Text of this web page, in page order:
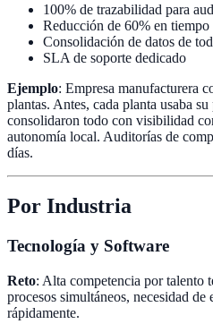
100% de trazabilidad para
Reducción de 60% en tiempo
Consolidación de datos de
SLA de soporte dedicado
Ejemplo: Empresa manufacturera
plantas. Antes, cada planta usaba
consolidaron todo con visibilidad
autonomía local. Auditorías de
días.
Por Industria
Tecnología y Software
Reto: Alta competencia por talento
procesos simultáneos, necesidad
rápidamente.